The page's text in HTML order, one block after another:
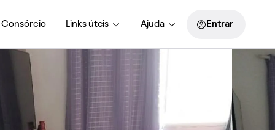
Consórcio Links úteis Ajuda Entrar